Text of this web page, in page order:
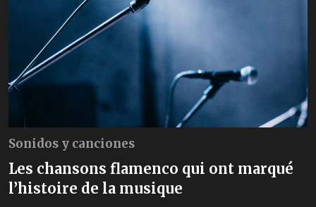
Sonidos y canciones
Les chansons flamenco qui ont marqué
l’histoire de la musique